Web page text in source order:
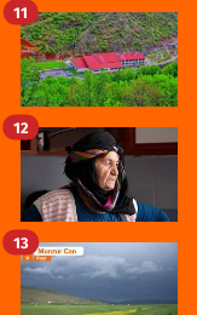
11
12
13